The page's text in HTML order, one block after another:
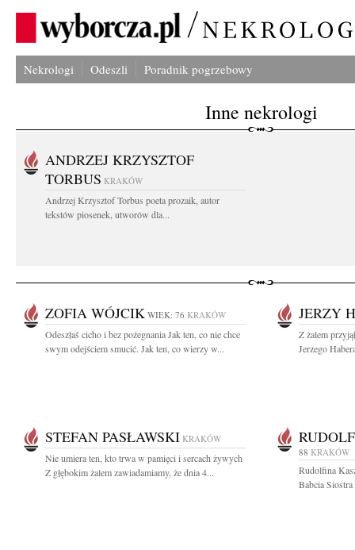
Nekrologi Odeszli Poradnik pogrzebowy
Inne nekrologi
ANDRZEJ KRZYSZTOF
TORBUS KRAKÓW
Andrzej Krzysztof Torbus poeta prozaik, autor
tekstów piosenek, utworów dla...
ZOFIA WÓJCIK WIEK: 76 KRAKÓW
Odeszłaś cicho i bez pożegnania Jak ten, co nie chce
swym odejściem smucić. Jak ten, co wierzy w...
JERZY
Z żalem
Jerzego
STEFAN PASŁAWSKI KRAKÓW
Nie umiera ten, kto trwa w pamięci i sercach żywych
Z głębokim żalem zawiadamiamy, że dnia 4...
88 KRAKÓW
Rudolfina
Babcia